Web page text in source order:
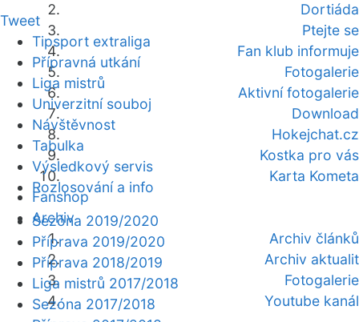
Dortiáda
Ptejte se
Fan klub informuje
Fotogalerie
Aktivní fotogalerie
Download
Hokejchat.cz
Kostka pro vás
Karta Kometa
Fanshop
Archiv
Archiv článků
Archiv aktualit
Fotogalerie
Youtube kanál
Tweet
Tipsport extraliga
Přípravná utkání
Liga mistrů
Univerzitní souboj
Návštěvnost
Tabulka
Výsledkový servis
Rozlosování a info
Sezóna 2019/2020
Příprava 2019/2020
Příprava 2018/2019
Liga mistrů 2017/2018
Sezóna 2017/2018